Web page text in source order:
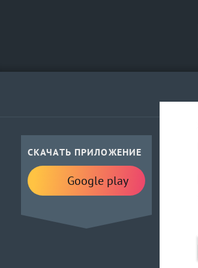
СКАЧАТЬ ПРИЛОЖЕНИЕ
Google play